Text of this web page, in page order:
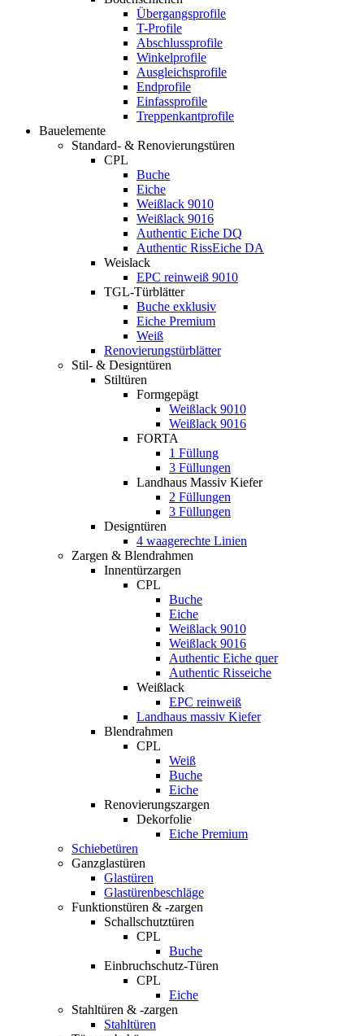
Übergangsprofile
T-Profile
Abschlussprofile
Winkelprofile
Ausgleichsprofile
Endprofile
Einfassprofile
Treppenkantprofile
Bauelemente
Standard- & Renovierungstüren
CPL
Buche
Eiche
Weißlack 9010
Weißlack 9016
Authentic Eiche DQ
Authentic RissEiche DA
Weislack
EPC reinweiß 9010
TGL-Türblätter
Buche exklusiv
Eiche Premium
Weiß
Renovierungstürblätter
Stil- & Designtüren
Stiltüren
Formgepägt
Weißlack 9010
Weißlack 9016
FORTA
1 Füllung
3 Füllungen
Landhaus Massiv Kiefer
2 Füllungen
3 Füllungen
Designtüren
4 waagerechte Linien
Zargen & Blendrahmen
Innentürzargen
CPL
Buche
Eiche
Weißlack 9010
Weißlack 9016
Authentic Eiche quer
Authentic Risseiche
Weißlack
EPC reinweiß
Landhaus massiv Kiefer
Blendrahmen
CPL
Weiß
Buche
Eiche
Renovierungszargen
Dekorfolie
Eiche Premium
Schiebetüren
Ganzglastüren
Glastüren
Glastürenbeschläge
Funktionstüren & -zargen
Schallschutztüren
CPL
Buche
Einbruchschutz-Türen
CPL
Eiche
Stahltüren & -zargen
Stahltüren